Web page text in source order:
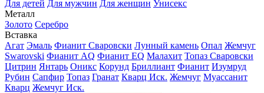
Для детей Для мужчин Для женщин Унисекс
Металл
Золото Серебро
Вставка
Агат Эмаль Фианит Сваровски Лунный камень Опал Жемчуг
Swarovski Фианит AQ Фианит EQ Малахит Топаз Сваровски
Цитрин Янтарь Оникс Корунд Бриллиант Фианит Изумруд
Рубин Сапфир Топаз Гранат Кварц Иск. Жемчуг Муассанит
Кварц Жемчуг Иск.